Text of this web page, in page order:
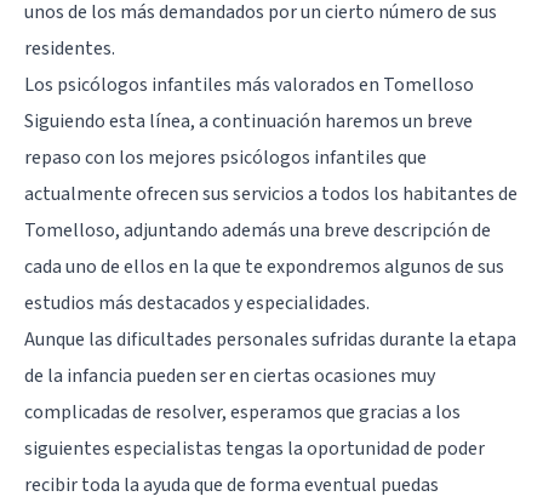
unos de los más demandados por un cierto número de sus
residentes.
Los psicólogos infantiles más valorados en Tomelloso
Siguiendo esta línea, a continuación haremos un breve
repaso con los mejores psicólogos infantiles que
actualmente ofrecen sus servicios a todos los habitantes de
Tomelloso, adjuntando además una breve descripción de
cada uno de ellos en la que te expondremos algunos de sus
estudios más destacados y especialidades.
Aunque las dificultades personales sufridas durante la etapa
de la infancia pueden ser en ciertas ocasiones muy
complicadas de resolver, esperamos que gracias a los
siguientes especialistas tengas la oportunidad de poder
recibir toda la ayuda que de forma eventual puedas